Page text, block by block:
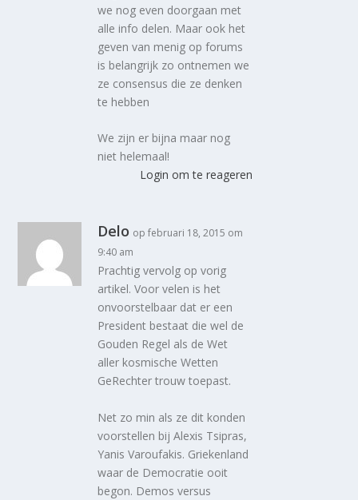
we nog even doorgaan met
alle info delen. Maar ook het
geven van menig op forums
is belangrijk zo ontnemen we
ze consensus die ze denken
te hebben
We zijn er bijna maar nog
niet helemaal!
Login om te reageren
Delo op februari 18, 2015 om
9:40 am
Prachtig vervolg op vorig
artikel. Voor velen is het
onvoorstelbaar dat er een
President bestaat die wel de
Gouden Regel als de Wet
aller kosmische Wetten
GeRechter trouw toepast.
Net zo min als ze dit konden
voorstellen bij Alexis Tsipras,
Yanis Varoufakis. Griekenland
waar de Democratie ooit
begon. Demos versus